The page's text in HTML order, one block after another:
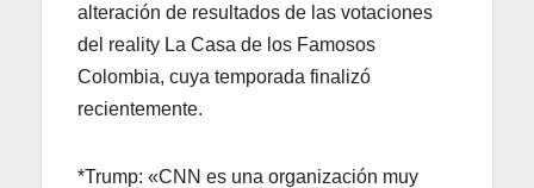
alteración de resultados de las votaciones
del reality La Casa de los Famosos
Colombia, cuya temporada finalizó
recientemente.
*Trump: «CNN es una organización muy